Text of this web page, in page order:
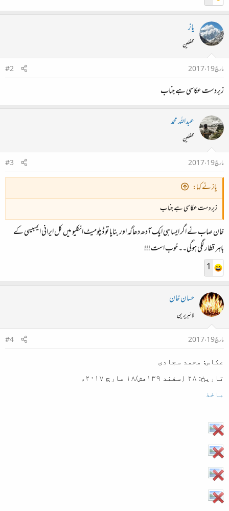
یاز
محفلین
مارچ 19، 2017
#2
زبردست عکاسی ہے جناب
عبداللہ محمد
محفلین
مارچ 19، 2017
#3
یاز نے کہا:
زبردست عکاسی ہے جناب
خان صاب نے اگر ایسا ہی ایک آدھ دھاگہ اور بنایا تو ڈپلومیٹ انکلیو میں کل ایرانی ایمبیسی کے
باہر قطار لگی ہوگی۔۔ خوب است !!!
1
حسان خان
لائبریرین
مارچ 19، 2017
#4
عکاس: محمد سجادی
تاریخ: ۲۸ اِسفند ۱۳۹هش/۱۸ مارچ ۲۰۱۷ء
ماخذ